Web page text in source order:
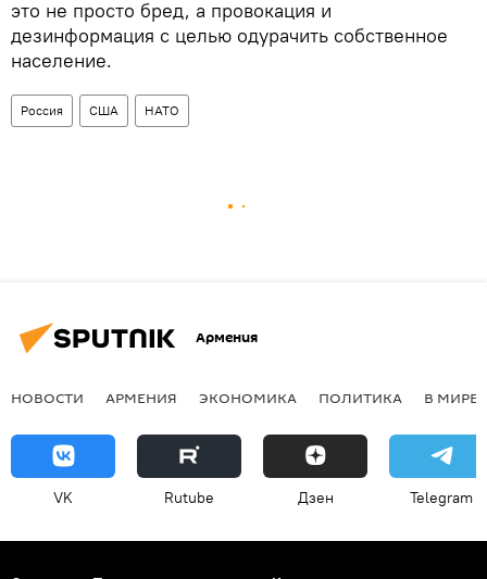
это не просто бред, а провокация и
дезинформация с целью одурачить собственное
население.
Россия США НАТО
Армения
НОВОСТИ АРМЕНИЯ ЭКОНОМИКА ПОЛИТИКА В МИРЕ
VK Rutube Дзен Telegram